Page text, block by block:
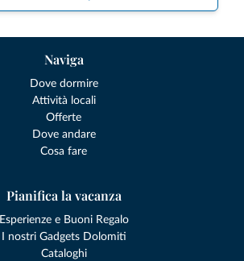
Naviga
Dove dormire
Attività locali
Offerte
Dove andare
Cosa fare
Pianifica la vacanza
Esperienze e Buoni Regalo
I nostri Gadgets Dolomiti
Cataloghi